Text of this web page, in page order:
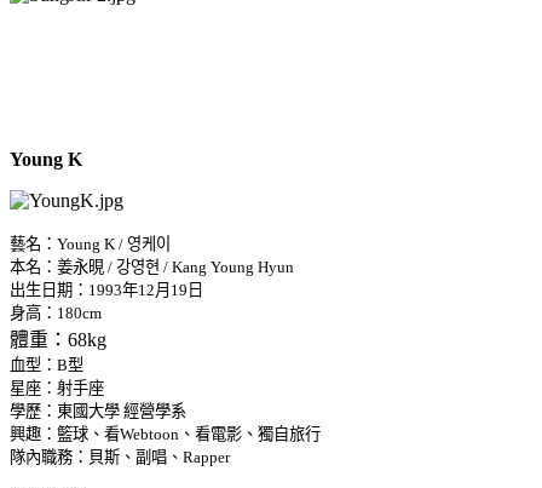
Young K
藝名：Young K / 영케이
本名：姜永晛 / 강영현 / Kang Young Hyun
出生日期：1993年12月19日
身高：180cm
體重：68kg
血型：B型
星座：射手座
學歷：東國大學 經營學系
興趣：籃球、看Webtoon、看電影、獨自旅行
隊內職務：貝斯、副唱、Rapper